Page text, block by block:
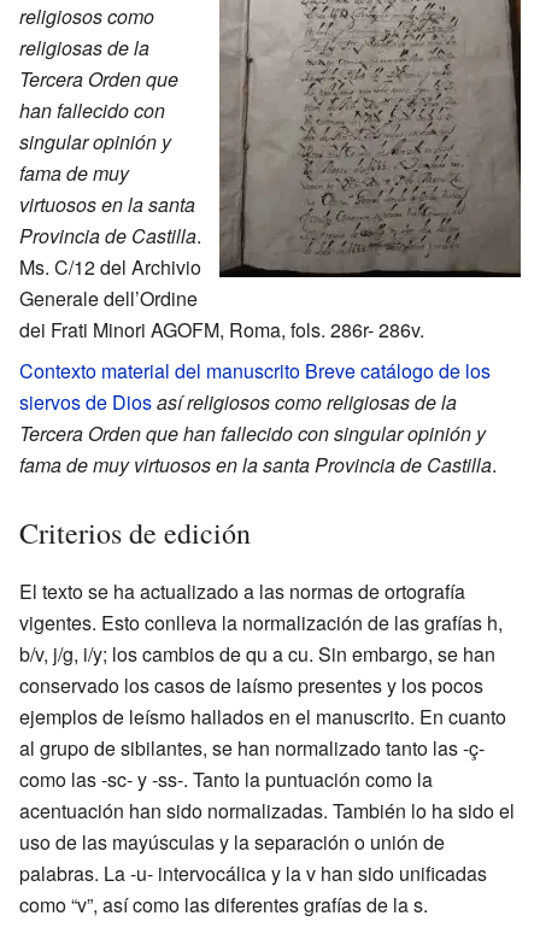
religiosos como
religiosas de la
Tercera Orden que
han fallecido con
singular opinión y
fama de muy
virtuosos en la santa
Provincia de Castilla.
Ms. C/12 del Archivio
Generale dell’Ordine
dei Frati Minori AGOFM, Roma, fols. 286r- 286v.
Contexto material del manuscrito Breve catálogo de los
siervos de Diosasí religiosos como religiosas de la
Tercera Orden que han fallecido con singular opinión y
fama de muy virtuosos en la santa Provincia de Castilla.
Criterios de edición
El texto se ha actualizado a las normas de ortografía
vigentes. Esto conlleva la normalización de las grafías h,
b/v, j/g, i/y; los cambios de qu a cu. Sin embargo, se han
conservado los casos de laísmo presentes y los pocos
ejemplos de leísmo hallados en el manuscrito. En cuanto
al grupo de sibilantes, se han normalizado tanto las -ç-
como las -sc- y -ss-. Tanto la puntuación como la
acentuación han sido normalizadas. También lo ha sido el
uso de las mayúsculas y la separación o unión de
palabras. La -u- intervocálica y la v han sido unificadas
como “v”, así como las diferentes grafías de la s.